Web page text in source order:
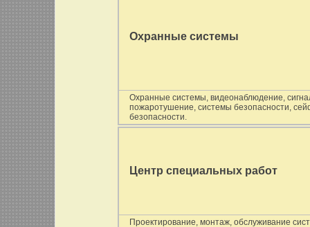
Охранные системы
Охранные системы, видеонаблюдение,
пожаротушение, системы безопасности,
безопасности.
Центр специальных работ
Проектирование, монтаж, обслуживание